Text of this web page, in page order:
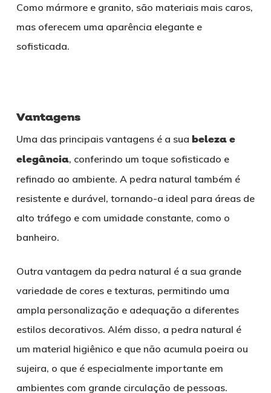
Como mármore e granito, são materiais mais caros,
mas oferecem uma aparência elegante e
sofisticada.
Vantagens
Uma das principais vantagens é a sua beleza e
elegância, conferindo um toque sofisticado e
refinado ao ambiente. A pedra natural também é
resistente e durável, tornando-a ideal para áreas de
alto tráfego e com umidade constante, como o
banheiro.
Outra vantagem da pedra natural é a sua grande
variedade de cores e texturas, permitindo uma
ampla personalização e adequação a diferentes
estilos decorativos. Além disso, a pedra natural é
um material higiênico e que não acumula poeira ou
sujeira, o que é especialmente importante em
ambientes com grande circulação de pessoas.